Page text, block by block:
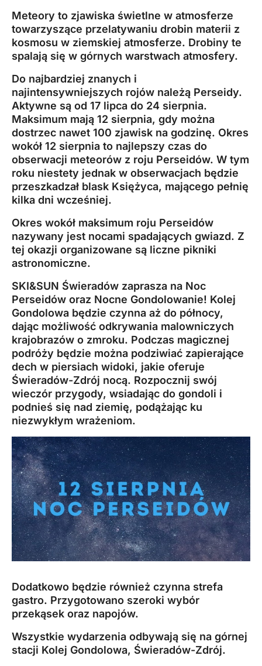
Meteory to zjawiska świetlne w atmosferze
towarzyszące przelatywaniu drobin materii z
kosmosu w ziemskiej atmosferze. Drobiny te
spalają się w górnych warstwach atmosfery.
Do najbardziej znanych i
najintensywniejszych rojów należą Perseidy.
Aktywne są od 17 lipca do 24 sierpnia.
Maksimum mają 12 sierpnia, gdy można
dostrzec nawet 100 zjawisk na godzinę. Okres
wokół 12 sierpnia to najlepszy czas do
obserwacji meteorów z roju Perseidów. W tym
roku niestety jednak w obserwacjach będzie
przeszkadzał blask Księżyca, mającego pełnię
kilka dni wcześniej.
Okres wokół maksimum roju Perseidów
nazywany jest nocami spadających gwiazd. Z
tej okazji organizowane są liczne pikniki
astronomiczne.
SKI&SUN Świeradów zaprasza na Noc
Perseidów oraz Nocne Gondolowanie! Kolej
Gondolowa będzie czynna aż do północy,
dając możliwość odkrywania malowniczych
krajobrazów o zmroku. Podczas magicznej
podróży będzie można podziwiać zapierające
dech w piersiach widoki, jakie oferuje
Świeradów-Zdrój nocą. Rozpocznij swój
wieczór przygody, wsiadając do gondoli i
podnieś się nad ziemię, podążając ku
niezwykłym wrażeniom.
Dodatkowo będzie również czynna strefa
gastro. Przygotowano szeroki wybór
przekąsek oraz napojów.
Wszystkie wydarzenia odbywają się na górnej
stacji Kolej Gondolowa, Świeradów-Zdrój.